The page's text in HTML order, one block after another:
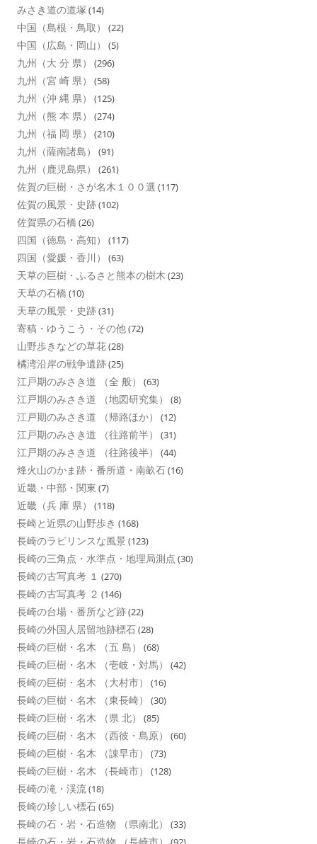
みさき道の道塚 (14)
中国（島根・鳥取） (22)
中国（広島・岡山） (5)
九州（大 分 県） (296)
九州（宮 崎 県） (58)
九州（沖 縄 県） (125)
九州（熊 本 県） (274)
九州（福 岡 県） (210)
九州（薩南諸島） (91)
九州（鹿児島県） (261)
佐賀の巨樹・さが名木１００選 (117)
佐賀の風景・史跡(102)
佐賀県の石橋 (26)
四国（徳島・高知） (117)
四国（愛媛・香川） (63)
天草の巨樹・ふるさと熊本の樹木 (23)
天草の石橋 (10)
天草の風景・史跡(31)
寄稿・ゆうこう・その他(72)
山野歩きなどの草花(28)
橘湾沿岸の戦争遺跡(25)
江戸期のみさき道 （全 般） (63)
江戸期のみさき道 （地図研究集） (8)
江戸期のみさき道 （帰路ほか） (12)
江戸期のみさき道 （往路前半） (31)
江戸期のみさき道 （往路後半） (44)
烽火山のかま跡・番所道・南畝石(16)
近畿・中部・関東 (7)
近畿（兵 庫 県） (118)
長崎と近県の山野歩き (168)
長崎のラビリンスな風景 (123)
長崎の三角点・水準点・地理局測点 (30)
長崎の古写真考 １ (270)
長崎の古写真考 ２ (146)
長崎の台場・番所など跡(22)
長崎の外国人居留地跡標石(28)
長崎の巨樹・名木 （五 島） (68)
長崎の巨樹・名木 （壱岐・対馬） (42)
長崎の巨樹・名木 （大村市） (16)
長崎の巨樹・名木 （東長崎） (30)
長崎の巨樹・名木 （県 北） (85)
長崎の巨樹・名木 （西彼・島原） (60)
長崎の巨樹・名木 （諌早市） (73)
長崎の巨樹・名木 （長崎市） (128)
長崎の滝・渓流(18)
長崎の珍しい標石(65)
長崎の石・岩・石造物 （県南北） (33)